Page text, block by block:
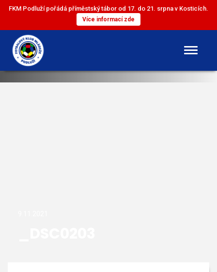
FKM Podluží pořádá příměstský tábor od 17. do 21. srpna v Kosticích.
Více informací zde
DOROST